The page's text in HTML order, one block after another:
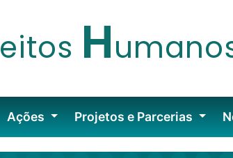
H
Ações Projetos e Parcerias